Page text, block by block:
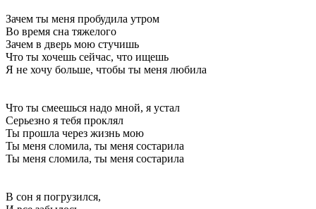
Зачем ты меня пробудила утром
Во время сна тяжелого
Зачем в дверь мою стучишь
Что ты хочешь сейчас, что ищешь
Я не хочу больше, чтобы ты меня любила
Что ты смеешься надо мной, я устал
Серьезно я тебя проклял
Ты прошла через жизнь мою
Ты меня сломила, ты меня состарила
Ты меня сломила, ты меня состарила
В сон я погрузился,